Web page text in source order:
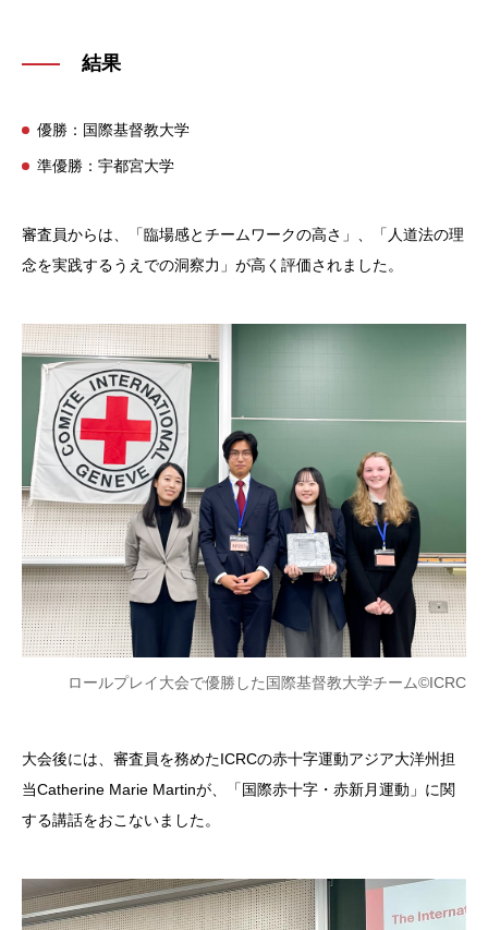
結果
優勝：国際基督教大学
準優勝：宇都宮大学
審査員からは、「臨場感とチームワークの高さ」、「人道法の理
念を実践するうえでの洞察力」が高く評価されました。
ロールプレイ大会で優勝した国際基督教大学チーム©ICRC
大会後には、審査員を務めたICRCの赤十字運動アジア大洋州担
当Catherine Marie Martinが、「国際赤十字・赤新月運動」に関
する講話をおこないました。